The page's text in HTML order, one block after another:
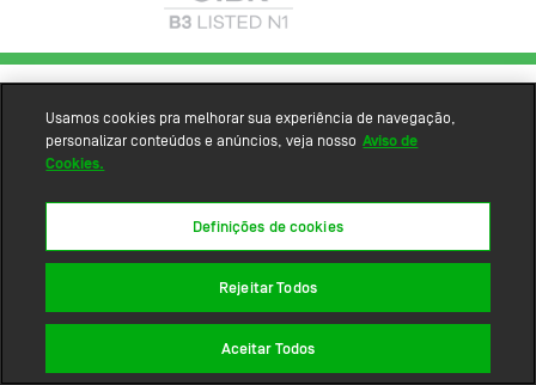
Usamos cookies pra melhorar sua experiência de navegação,
personalizar conteúdos e anúncios, veja nosso Aviso de
Cookies.
Definições de cookies
Rejeitar Todos
Aceitar Todos